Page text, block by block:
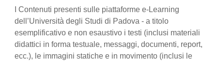
I Contenuti presenti sulle piattaforme e-Learning
dell’Università degli Studi di Padova - a titolo
esemplificativo e non esaustivo i testi (inclusi materiali
didattici in forma testuale, messaggi, documenti, report,
ecc.), le immagini statiche e in movimento (inclusi le